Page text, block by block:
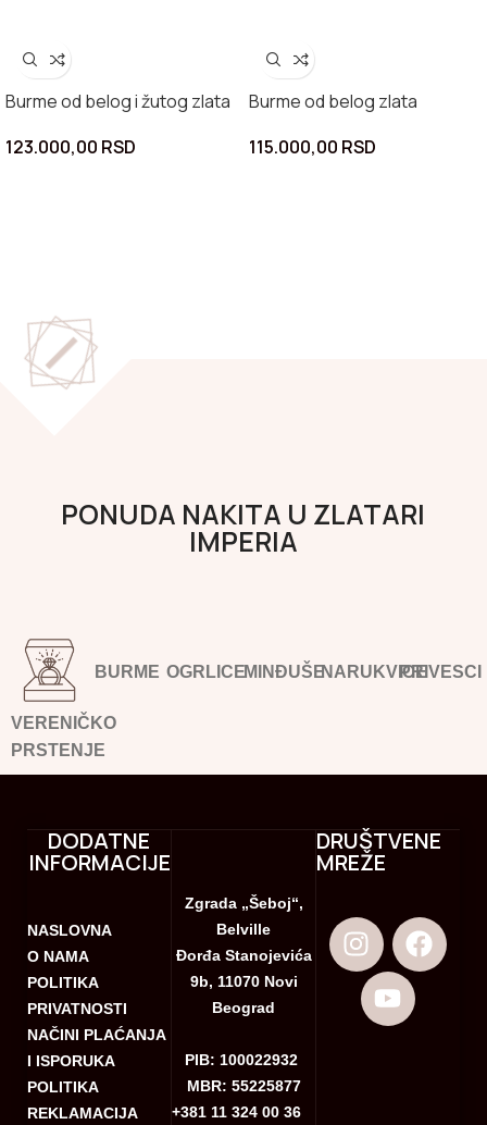
Burme od belog i žutog zlata
123.000,00 RSD
Burme od belog zlata
115.000,00 RSD
PONUDA NAKITA U ZLATARI
IMPERIA
VERENIČKO
PRSTENJE
BURME OGRLICEMINĐUŠENARUKVICEPRIVESCI
DODATNE
INFORMACIJE
NASLOVNA
O NAMA
POLITIKA
PRIVATNOSTI
NAČINI PLAĆANJA
I ISPORUKA
POLITIKA
REKLAMACIJA
Zgrada „Šeboj“,
Belville
Đorđa Stanojevića
9b, 11070 Novi
Beograd
PIB: 100022932
MBR: 55225877
+381 11 324 00 36
DRUŠTVENE
MREŽE